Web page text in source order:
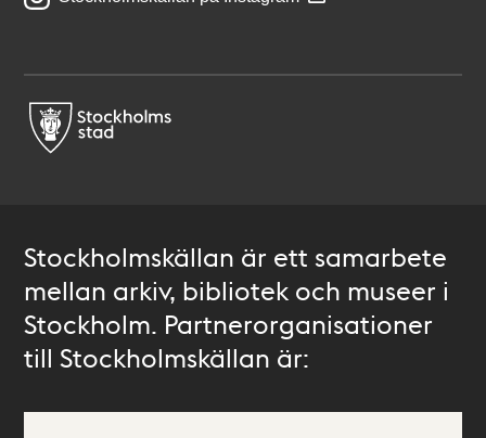
Stockholmskällan är ett samarbete
mellan arkiv, bibliotek och museer i
Stockholm. Partnerorganisationer
till Stockholmskällan är: